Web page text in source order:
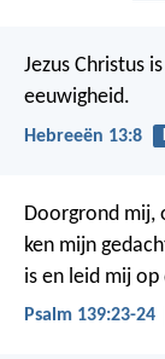
Jezus Christus
eeuwigheid.
Hebreeën 13:8
Doorgrond mij,
ken mijn
is en leid mij op
Psalm 139:23-24